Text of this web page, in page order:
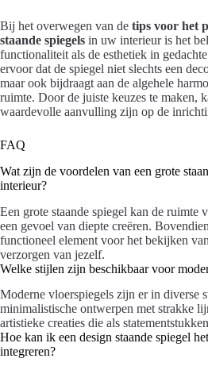
Bij het overwegen van de tips voor het
staande spiegels in uw interieur is het
functionaliteit als de esthetiek in
ervoor dat de spiegel niet slechts een
maar ook bijdraagt aan de algehele
ruimte. Door de juiste keuzes te maken,
waardevolle aanvulling zijn op de
FAQ
Wat zijn de voordelen van een grote
interieur?
Een grote staande spiegel kan de ruimte
een gevoel van diepte creëren.
functioneel element voor het bekijken
verzorgen van jezelf.
Welke stijlen zijn beschikbaar voor
Moderne vloerspiegels zijn er in diverse
minimalistische ontwerpen met strakke
artistieke creaties die als
Hoe kan ik een design staande spiegel
integreren?